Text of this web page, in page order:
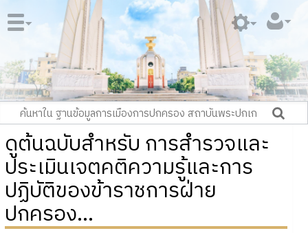
ดูต้นฉบับสำหรับ การสำรวจและ
ประเมินเจตคติความรู้และการ
ปฏิบัติของข้าราชการฝ่าย
ปกครอง...